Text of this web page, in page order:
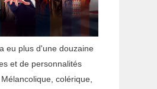
eu plus d'une douzaine
et de personnalités
colérique,